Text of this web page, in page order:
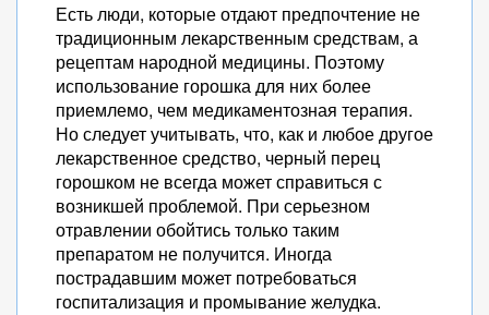
Есть люди, которые отдают предпочтение не
традиционным лекарственным средствам, а
рецептам народной медицины. Поэтому
использование горошка для них более
приемлемо, чем медикаментозная терапия.
Но следует учитывать, что, как и любое другое
лекарственное средство, черный перец
горошком не всегда может справиться с
возникшей проблемой. При серьезном
отравлении обойтись только таким
препаратом не получится. Иногда
пострадавшим может потребоваться
госпитализация и промывание желудка.